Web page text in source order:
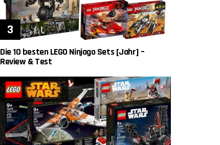
Die 10 besten LEGO Ninjago Sets [Jahr] –
Review & Test